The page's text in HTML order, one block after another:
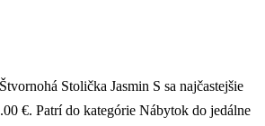
Stolička Jasmin S sa najčastejšie
€. Patrí do kategórie Nábytok do jedálne